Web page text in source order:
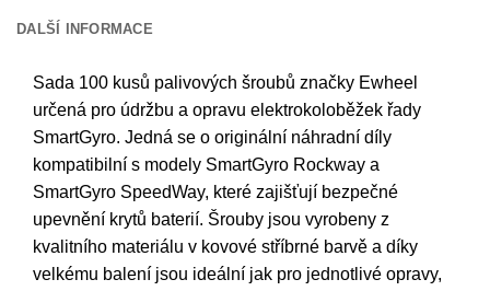
DALŠÍ INFORMACE
Sada 100 kusů palivových šroubů značky Ewheel
určená pro údržbu a opravu elektrokoloběžek řady
SmartGyro. Jedná se o originální náhradní díly
kompatibilní s modely SmartGyro Rockway a
SmartGyro SpeedWay, které zajišťují bezpečné
upevnění krytů baterií. Šrouby jsou vyrobeny z
kvalitního materiálu v kovové stříbrné barvě a díky
velkému balení jsou ideální jak pro jednotlivé opravy,